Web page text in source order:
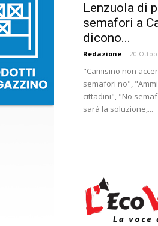
Lenzuola di
semafori a
dicono...
Redazione - 20
"Camisino non
semafori no",
cittadini", "No
sarà la soluzione,...